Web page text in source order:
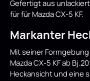
Gefertigt aus
für für Mazda CX-5 KF.
Markanter
Mit seiner
Mazda CX-5 KF ab
Heckansicht und eine